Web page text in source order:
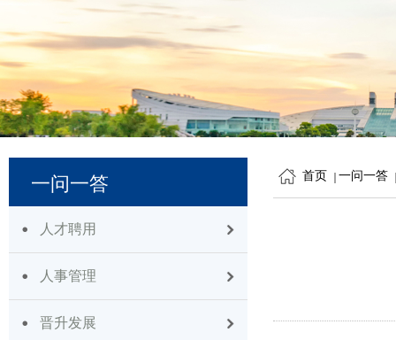
一问一答
人才聘用
人事管理
晋升发展
首页 一问一答